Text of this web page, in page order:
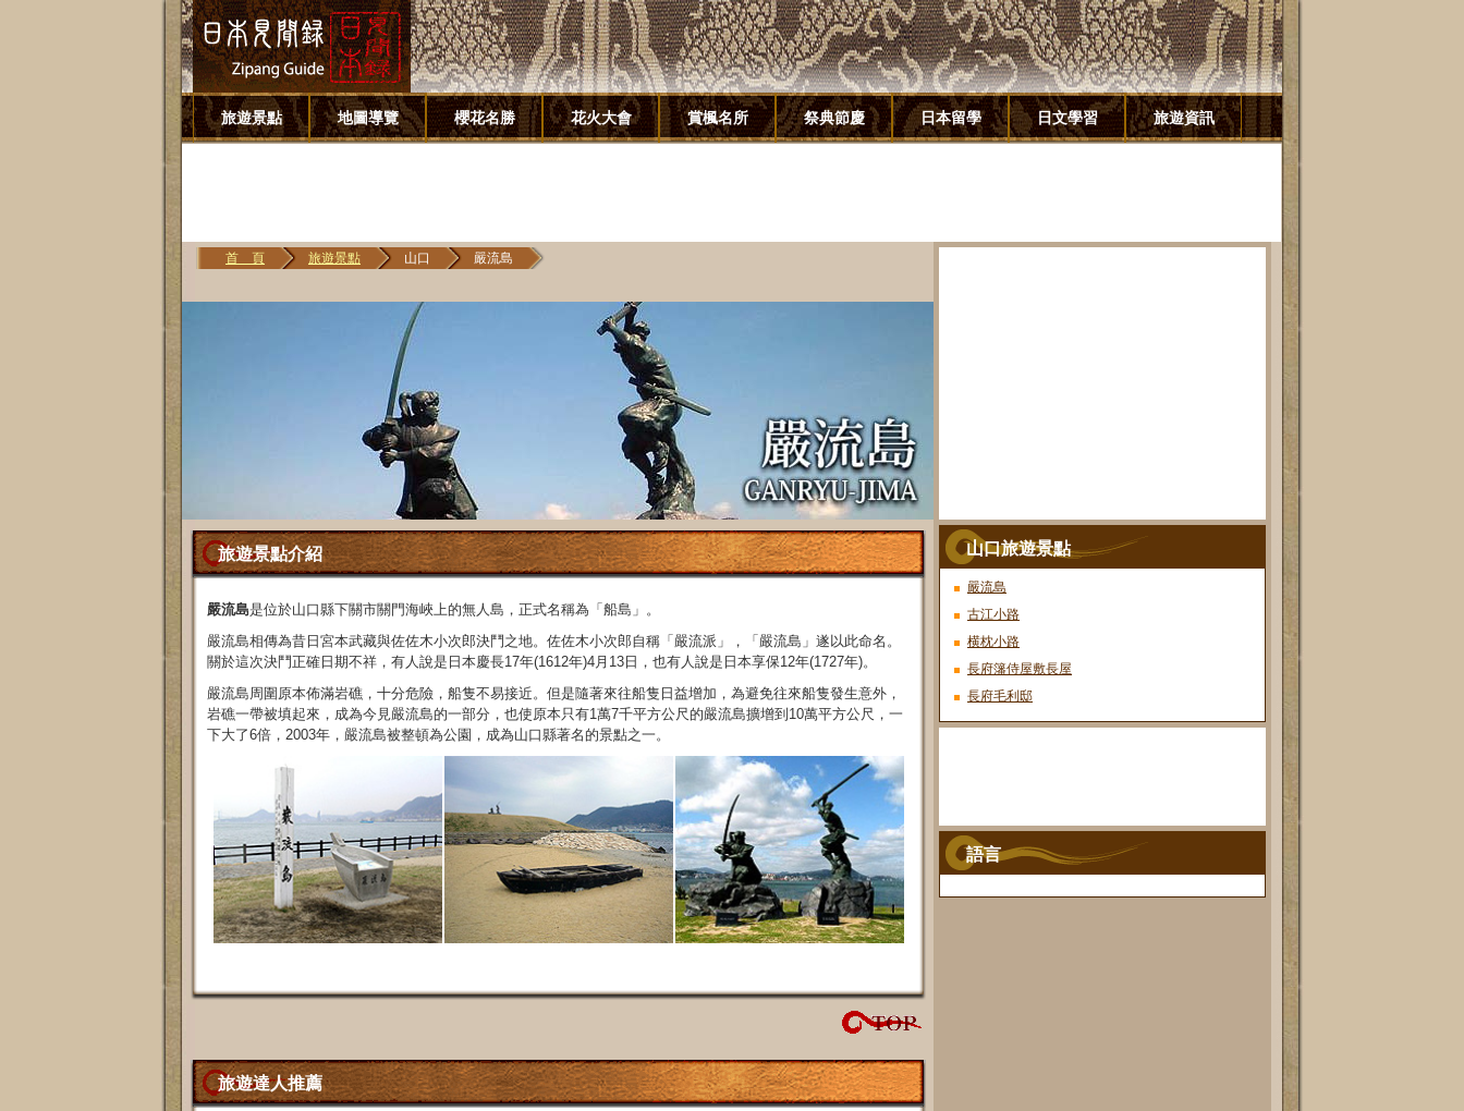
旅遊景點 地圖導覽 櫻花名勝 花火大會 賞楓名所 祭典節慶 日本留學 日文學習 旅遊資訊
首 頁 旅遊景點 山口 嚴流島
旅遊景點介紹
嚴流島是位於山口縣下關市關門海峽上的無人島，正式名稱為「船島」。
嚴流島相傳為昔日宮本武藏與佐佐木小次郎決鬥之地。佐佐木小次郎自稱「嚴流派」，「嚴流島」遂以此命名。
關於這次決鬥正確日期不祥，有人說是日本慶長17年(1612年)4月13日，也有人說是日本享保12年(1727年)。
嚴流島周圍原本佈滿岩礁，十分危險，船隻不易接近。但是隨著來往船隻日益增加，為避免往來船隻發生意外，
岩礁一帶被填起來，成為今見嚴流島的一部分，也使原本只有1萬7千平方公尺的嚴流島擴增到10萬平方公尺，一
下大了6倍，2003年，嚴流島被整頓為公園，成為山口縣著名的景點之一。
旅遊達人推薦
山口旅遊景點
嚴流島
古江小路
横枕小路
長府籓侍屋敷長屋
長府毛利邸
語言